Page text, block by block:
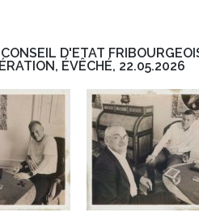
D'ETAT
ÉVÊCHÉ, 22.05.2026